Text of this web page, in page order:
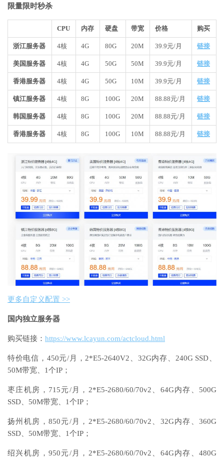
限量限时秒杀
CPU 内存 硬盘 带宽 价格 购买
浙江服务器 4核 4G 80G 20M 39.9元/月 链接
美国服务器 4核 4G 50G 50M 39.9元/月 链接
香港服务器 4核 4G 50G 10M 39.9元/月 链接
镇江服务器 4核 8G 100G 20M 88.88元/月 链接
韩国服务器 4核 8G 100G 20M 88.88元/月 链接
香港服务器 4核 8G 100G 10M 88.88元/月 链接
更多自定义配置 >>
国内独立服务器
购买链接： https://www.lcayun.com/actcloud.html
特价电信，450元/月，2*E5-2640V2、32G内存、240G SSD、
50M带宽、1个IP；
枣庄机房，715元/月，2*E5-2680/60/70v2、64G内存、500G
SSD、50M带宽、1个IP；
扬州机房，850元/月，2*E5-2680/60/70v2、32G内存、360G
SSD、50M带宽、1个IP；
绍兴机房，950元/月，2*E5-2680/60/70v2、64G内存、480G